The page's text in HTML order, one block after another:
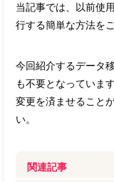
当記事では、以前使
行する簡単な方法を
今回紹介するデータ
も不要となっていま
変更を済ませること
い。
関連記事